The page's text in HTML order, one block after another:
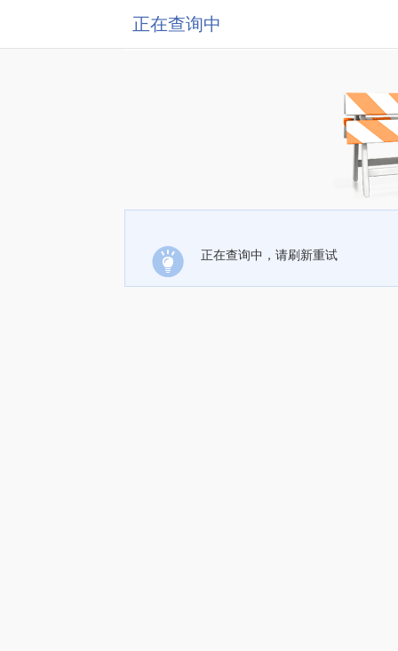
正在查询中
正在查询中，请刷新重试